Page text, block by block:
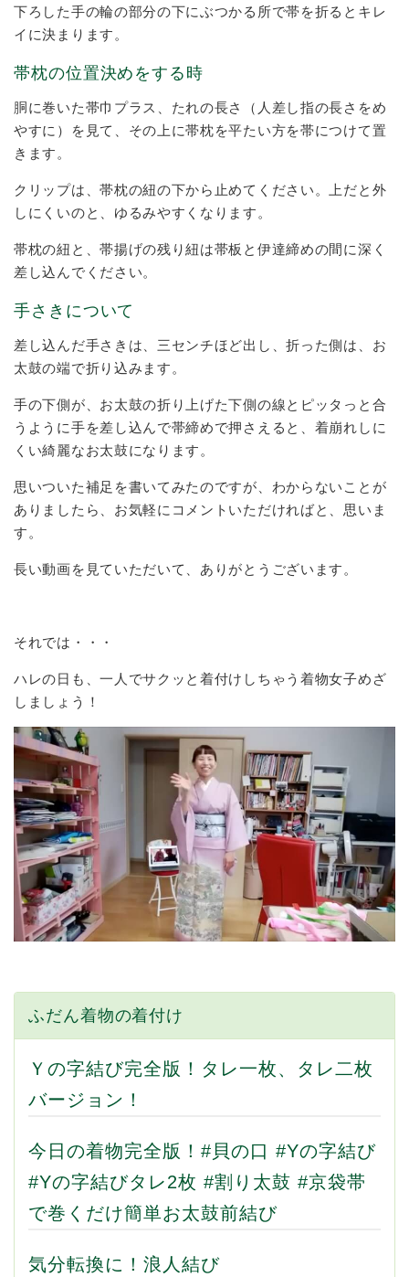
下ろした手の輪の部分の下にぶつかる所で帯を折るとキレ
イに決まります。
帯枕の位置決めをする時
胴に巻いた帯巾プラス、たれの長さ（人差し指の長さをめ
やすに）を見て、その上に帯枕を平たい方を帯につけて置
きます。
クリップは、帯枕の紐の下から止めてください。上だと外
しにくいのと、ゆるみやすくなります。
帯枕の紐と、帯揚げの残り紐は帯板と伊達締めの間に深く
差し込んでください。
手さきについて
差し込んだ手さきは、三センチほど出し、折った側は、お
太鼓の端で折り込みます。
手の下側が、お太鼓の折り上げた下側の線とピッタっと合
うように手を差し込んで帯締めで押さえると、着崩れしに
くい綺麗なお太鼓になります。
思いついた補足を書いてみたのですが、わからないことが
ありましたら、お気軽にコメントいただければと、思いま
す。
長い動画を見ていただいて、ありがとうございます。
それでは・・・
ハレの日も、一人でサクッと着付けしちゃう着物女子めざ
しましょう！
ふだん着物の着付け
Ｙの字結び完全版！タレ一枚、タレ二枚
バージョン！
今日の着物完全版！#貝の口 #Yの字結び
#Yの字結びタレ2枚 #割り太鼓 #京袋帯
で巻くだけ簡単お太鼓前結び
気分転換に！浪人結び